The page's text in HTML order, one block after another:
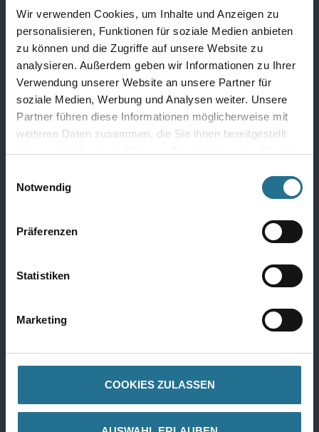
Wir verwenden Cookies, um Inhalte und Anzeigen zu
personalisieren, Funktionen für soziale Medien anbieten
zu können und die Zugriffe auf unsere Website zu
analysieren. Außerdem geben wir Informationen zu Ihrer
Verwendung unserer Website an unsere Partner für
soziale Medien, Werbung und Analysen weiter. Unsere
Partner führen diese Informationen möglicherweise mit
weiteren Daten zusammen, die Sie ihnen bereitgestellt
Notwendig
Präferenzen
Statistiken
Marketing
COOKIES ZULASSEN
Bodenbeläge
Design Bodenbeläge
Textile Bodenbeläge
Elastische Bodenbeläge
Laminat
Alle Bödenbeläge